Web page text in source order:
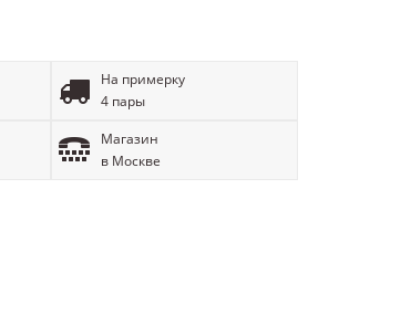
На примерку
4 пары
Магазин
в Москве